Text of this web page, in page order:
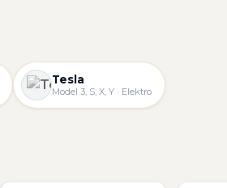
Tesla
Model 3, S, X, Y · Elektro